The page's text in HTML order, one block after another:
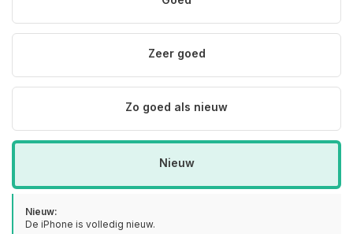
Zeer goed
Zo goed als nieuw
Nieuw
Nieuw:
De iPhone is volledig nieuw.